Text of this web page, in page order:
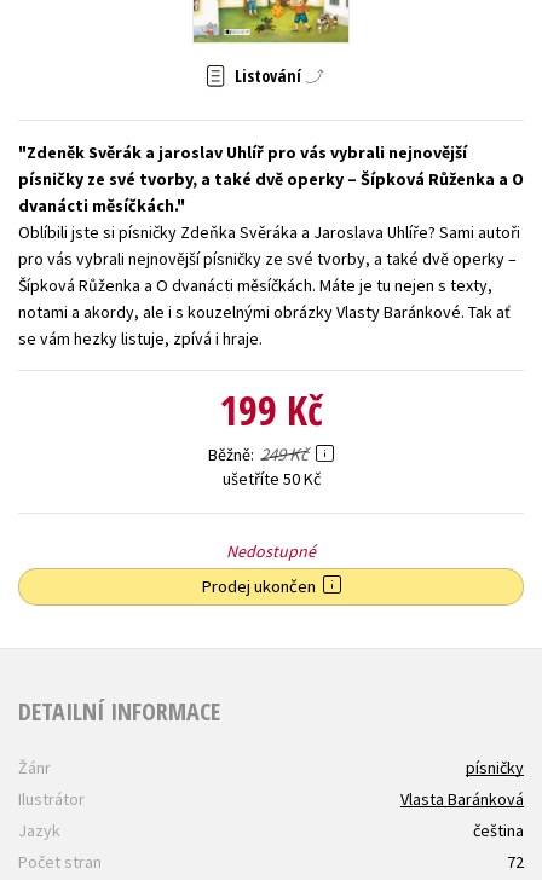
Zahraniční literatura
Všechny tituly
Listování
Zdeněk Svěrák a jaroslav Uhlíř pro vás vybrali nejnovější
písničky ze své tvorby, a také dvě operky – Šípková Růženka a O
dvanácti měsíčkách.
Oblíbili jste si písničky Zdeňka Svěráka a Jaroslava Uhlíře? Sami autoři
pro vás vybrali nejnovější písničky ze své tvorby, a také dvě operky –
Šípková Růženka a O dvanácti měsíčkách. Máte je tu nejen s texty,
notami a akordy, ale i s kouzelnými obrázky Vlasty Baránkové. Tak ať
se vám hezky listuje, zpívá i hraje.
199 Kč
Běžně 249 Kč
ušetříte 50 Kč
Nedostupné
Prodej ukončen
DETAILNÍ INFORMACE
Žánr
písničky
Ilustrátor
Vlasta Baránková
Jazyk
čeština
Počet stran
72